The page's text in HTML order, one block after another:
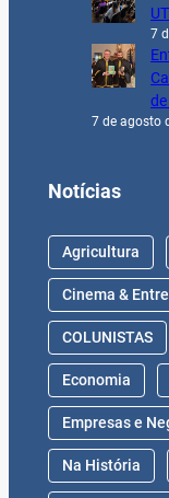
7
7 de agosto
Notícias
Agricultura
Cinema &
COLUNISTAS
Economia
Empresas e
Na História